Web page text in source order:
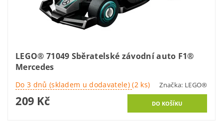
LEGO® 71049 Sběratelské závodní auto F1®
Mercedes
Do 3 dnů (skladem u dodavatele)(2 ks) Značka: LEGO®
209 Kč